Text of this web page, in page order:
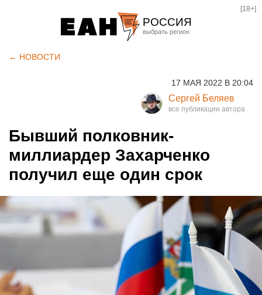
РОССИЯ
Курган
Оренбург
[18+]
← НОВОСТИ
17 МАЯ 2022 В 20:04
Сергей Беляев
Бывший полковник-
миллиардер Захарченко
получил еще один срок